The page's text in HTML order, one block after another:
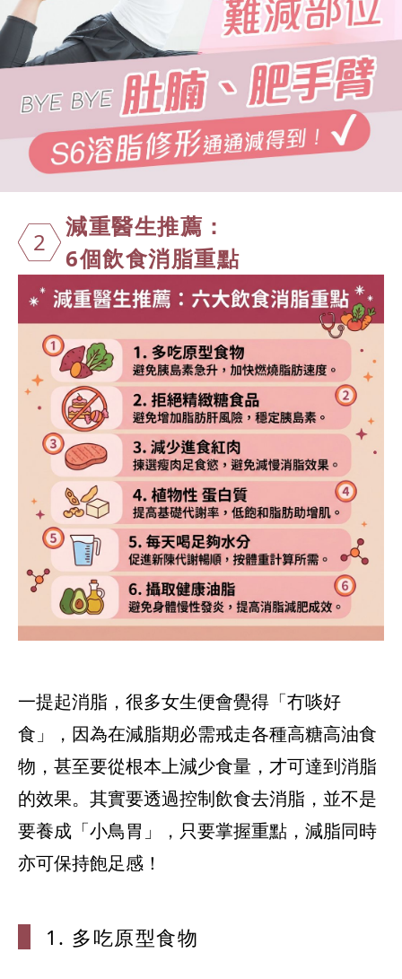
2
減重醫生推薦 ：
6個飲食消脂重點
一提起消脂，很多女生便會覺得「冇啖好
食」，因為在減脂期必需戒走各種高糖高油食
物，甚至要從根本上減少食量，才可達到消脂
的效果。其實要透過控制飲食去消脂，並不是
要養成「小鳥胃」，只要掌握重點，減脂同時
1. 多吃原型食物